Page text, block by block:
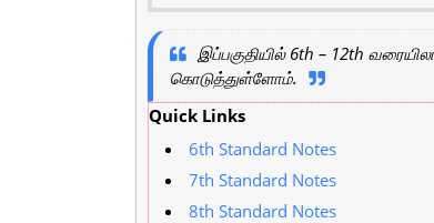
இப்பகுதியில் 6th – 12th
கொடுத்துள்ளோம்.
Quick Links
6th Standard Notes
7th Standard Notes
8th Standard Notes